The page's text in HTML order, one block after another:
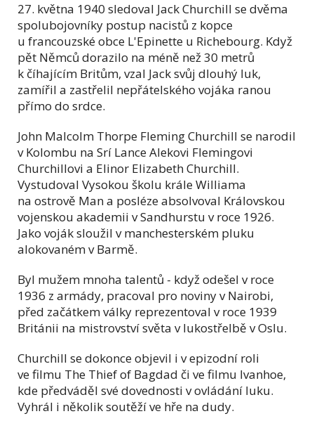
27. května 1940 sledoval Jack Churchill se dvěma
spolubojovníky postup nacistů z kopce
u francouzské obce L'Epinette u Richebourg. Když
pět Němců dorazilo na méně než 30 metrů
k číhajícím Britům, vzal Jack svůj dlouhý luk,
zamířil a zastřelil nepřátelského vojáka ranou
přímo do srdce.
John Malcolm Thorpe Fleming Churchill se narodil
v Kolombu na Srí Lance Alekovi Flemingovi
Churchillovi a Elinor Elizabeth Churchill.
Vystudoval Vysokou školu krále Williama
na ostrově Man a posléze absolvoval Královskou
vojenskou akademii v Sandhurstu v roce 1926.
Jako voják sloužil v manchesterském pluku
alokovaném v Barmě.
Byl mužem mnoha talentů - když odešel v roce
1936 z armády, pracoval pro noviny v Nairobi,
před začátkem války reprezentoval v roce 1939
Británii na mistrovství světa v lukostřelbě v Oslu.
Churchill se dokonce objevil i v epizodní roli
ve filmu The Thief of Bagdad či ve filmu Ivanhoe,
kde předváděl své dovednosti v ovládání luku.
Vyhrál i několik soutěží ve hře na dudy.